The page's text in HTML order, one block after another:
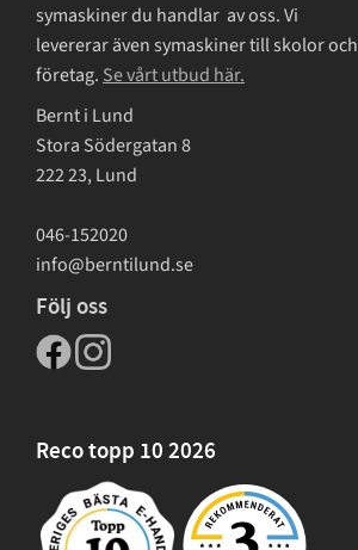
symaskiner du handlar av oss. Vi
levererar även symaskiner till skolor och
företag. Se vårt utbud här.
Bernt i Lund
Stora Södergatan 8
222 23, Lund
046-152020
info@berntilund.se
Följ oss
Reco topp 10 2026